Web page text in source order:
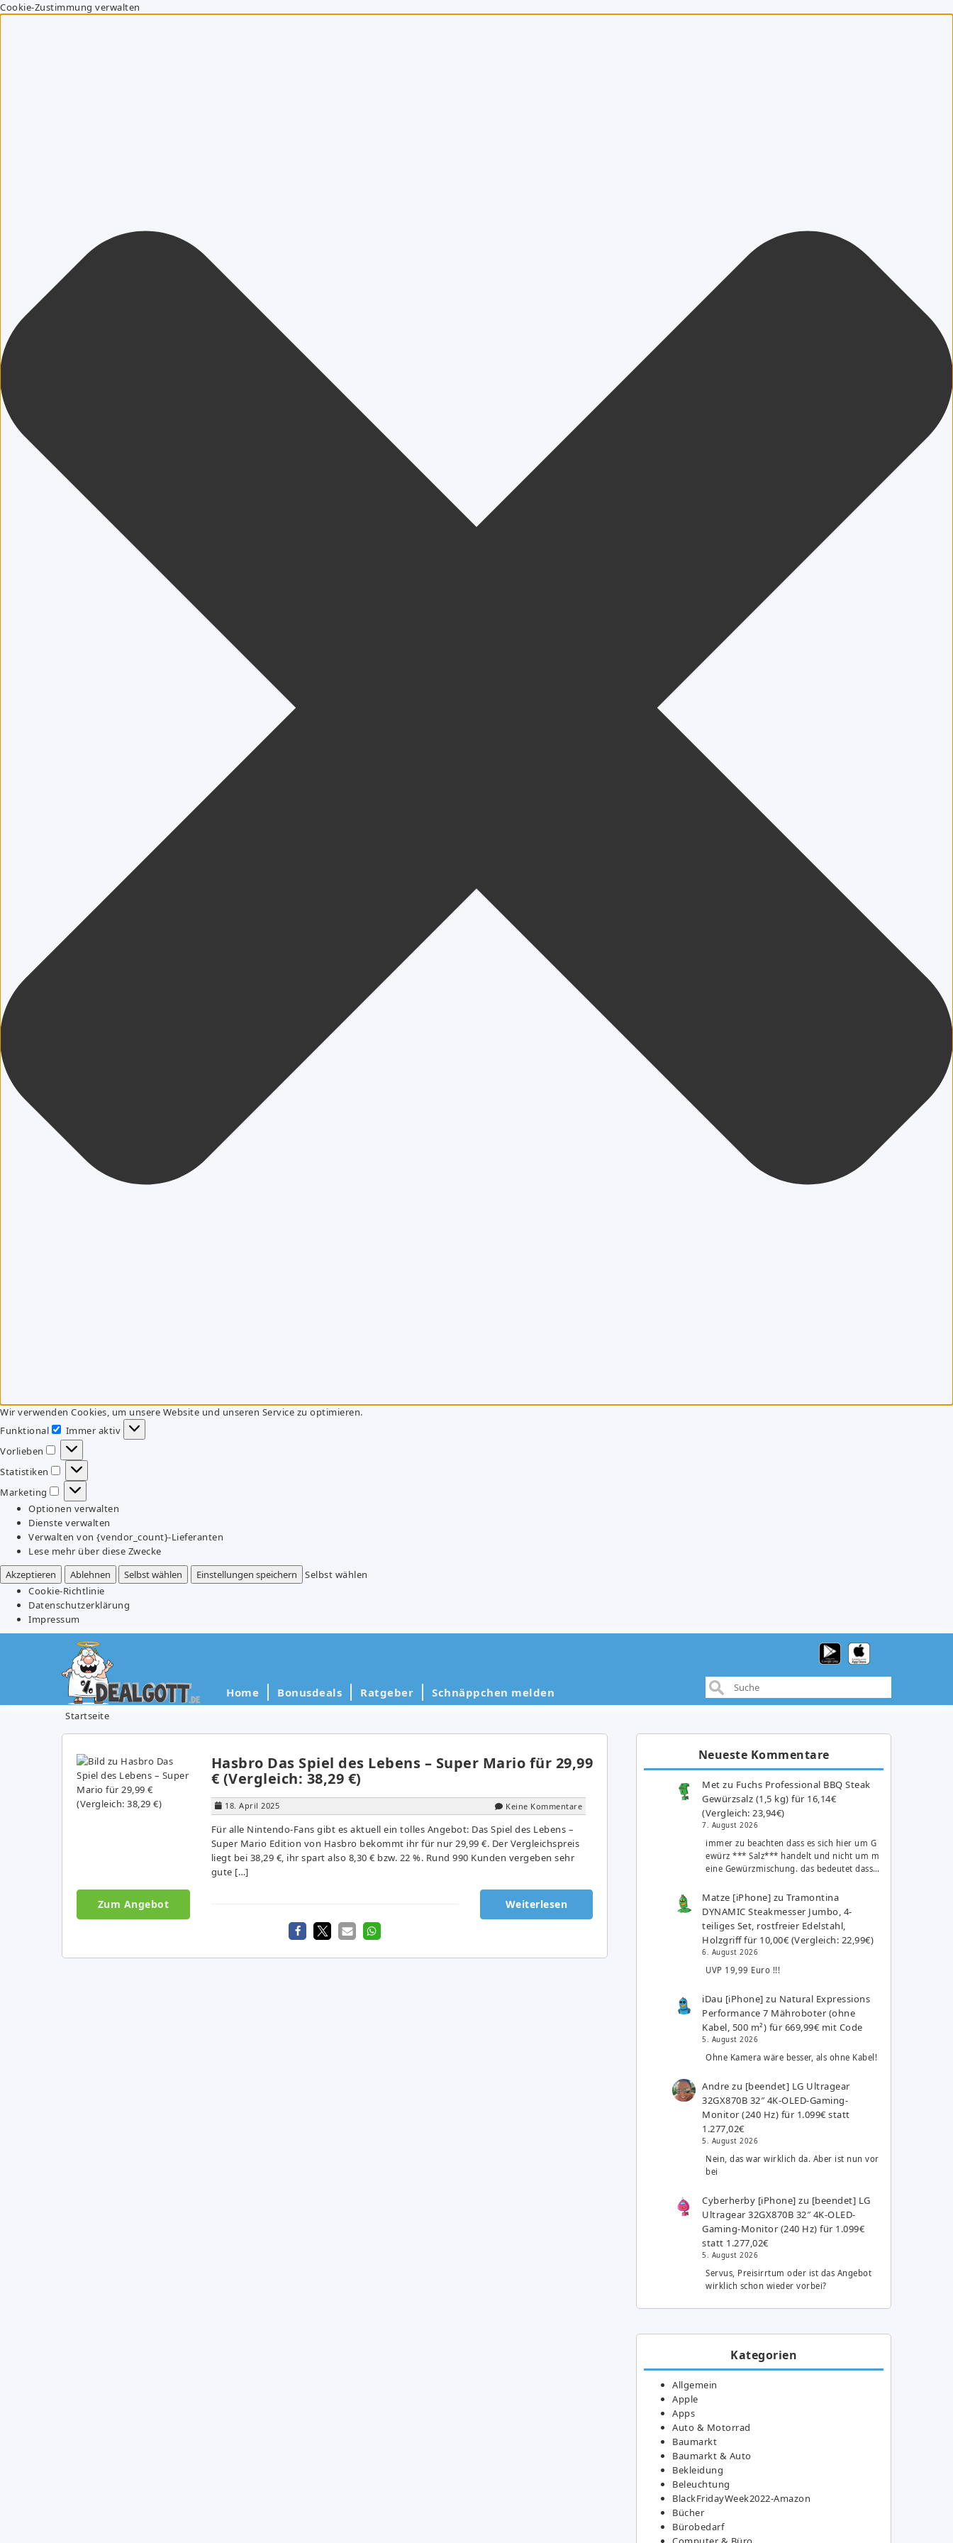
Cookie-Zustimmung verwalten
Wir verwenden Cookies, um unsere Website und unseren Service zu optimieren.
Funktional
Funktional
Immer aktiv
Vorlieben
Vorlieben
Statistiken
Statistiken
Marketing
Marketing
Optionen verwalten
Dienste verwalten
Verwalten von {vendor_count}-Lieferanten
Lese mehr über diese Zwecke
Akzeptieren
Ablehnen Selbst wählen Einstellungen speichern
Selbst wählen
Cookie-Richtlinie
Datenschutzerklärung
Impressum
Home Bonusdeals Ratgeber Schnäppchen melden
Startseite
Hasbro Das Spiel des Lebens – Super Mario für 29,99
€ (Vergleich: 38,29 €)
18. April 2025 Keine Kommentare
Für alle Nintendo-Fans gibt es aktuell ein tolles Angebot: Das Spiel des Lebens –
Super Mario Edition von Hasbro bekommt ihr für nur 29,99 €. Der Vergleichspreis
liegt bei 38,29 €, ihr spart also 8,30 € bzw. 22 %. Rund 990 Kunden vergeben sehr
gute […]
Zum Angebot Weiterlesen
Neueste Kommentare
Met zu Fuchs Professional BBQ Steak
Gewürzsalz (1,5 kg) für 16,14€
(Vergleich: 23,94€)
7. August 2026
immer zu beachten dass es sich hier um G
ewürz *** Salz*** handelt und nicht um m
eine Gewürzmischung. das bedeutet dass…
Matze [iPhone] zuTramontina
DYNAMIC Steakmesser Jumbo, 4-
teiliges Set, rostfreier Edelstahl,
Holzgriff für 10,00€ (Vergleich: 22,99€)
6. August 2026
UVP 19,99 Euro !!!
iDau [iPhone] zu Natural Expressions
Performance 7 Mähroboter (ohne
Kabel, 500 m²) für 669,99€ mit Code
5. August 2026
Ohne Kamera wäre besser, als ohne Kabel!
Andre zu [beendet] LG Ultragear
32GX870B 32″ 4K-OLED-Gaming-
Monitor (240 Hz) für 1.099€ statt
1.277,02€
5. August 2026
Nein, das war wirklich da. Aber ist nun vor
bei
Cyberherby [iPhone] zu [beendet] LG
Ultragear 32GX870B 32″ 4K-OLED-
Gaming-Monitor (240 Hz) für 1.099€
statt 1.277,02€
5. August 2026
Servus, Preisirrtum oder ist das Angebot
wirklich schon wieder vorbei?
Kategorien
Allgemein
Apple
Apps
Auto & Motorrad
Baumarkt
Baumarkt & Auto
Bekleidung
Beleuchtung
BlackFridayWeek2022-Amazon
Bücher
Bürobedarf